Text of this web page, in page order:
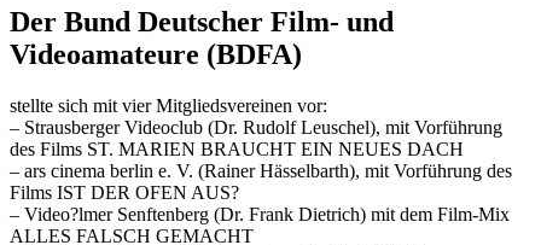
Der Bund Deutscher Film- und
Videoamateure (BDFA)
stellte sich mit vier Mitgliedsvereinen vor:
– Strausberger Videoclub (Dr. Rudolf Leuschel), mit Vorführung
des Films ST. MARIEN BRAUCHT EIN NEUES DACH
– ars cinema berlin e. V. (Rainer Hässelbarth), mit Vorführung des
Films IST DER OFEN AUS?
– Video?lmer Senftenberg (Dr. Frank Dietrich) mit dem Film-Mix
ALLES FALSCH GEMACHT